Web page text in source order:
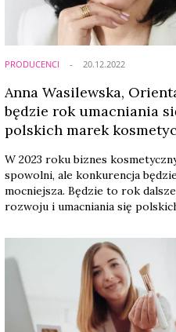
PRODUCENCI
Anna Wasilewska,
będzie rok umacniania
polskich marek
W 2023 roku biznes
spowolni, ale konkurencja
mocniejsza. Będzie to rok
rozwoju i umacniania się
wywodzącymi się z medycyny
oraz holistyczne podejście do
uważa Anna Wasilewska,
prezes firmy Orientana.
20.12.2022